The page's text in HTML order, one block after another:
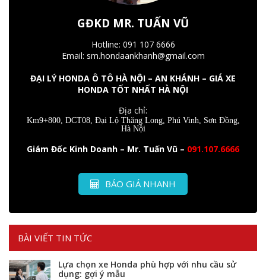
GĐKD MR. TUẤN VŨ
Hotline: 091 107 6666
Email: sm.hondaankhanh@gmail.com
ĐẠI LÝ HONDA Ô TÔ HÀ NỘI – AN KHÁNH – GIÁ XE
HONDA TỐT NHẤT HÀ NỘI
Địa chỉ:
Km9+800, DCT08, Đại Lộ Thăng Long, Phú Vinh, Sơn Đồng,
Hà Nội
Giám Đốc Kinh Doanh – Mr. Tuấn Vũ – 091.107.6666
BÁO GIÁ NHANH
BÀI VIẾT TIN TỨC
Lựa chọn xe Honda phù hợp với nhu cầu sử
dụng: gợi ý mẫu